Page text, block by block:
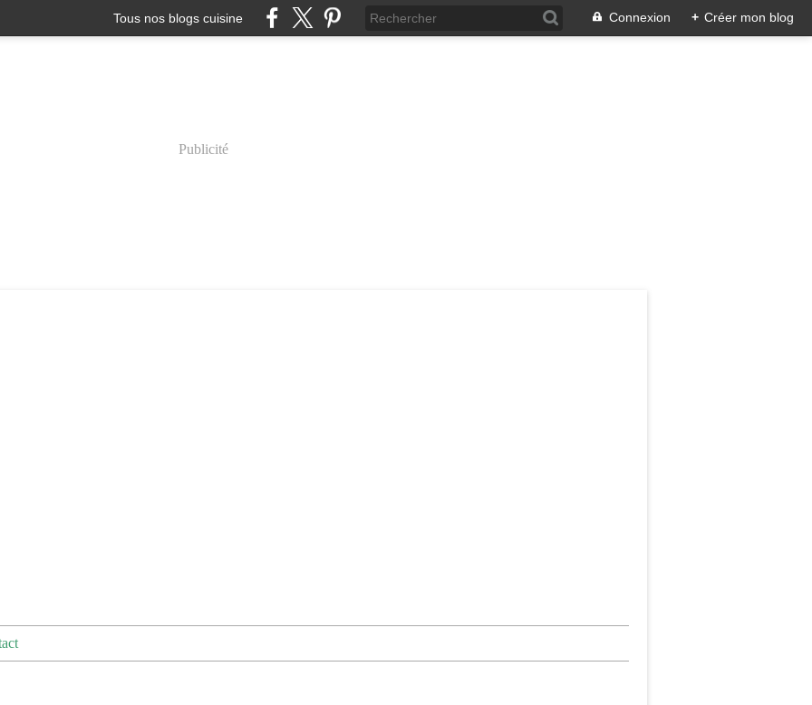
Tous nos blogs cuisine Connexion + Créer mon blog
Publicité